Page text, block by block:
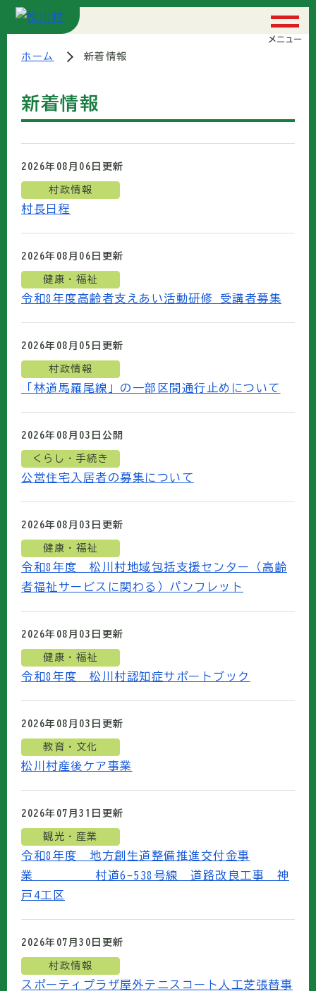
メニュー
ホーム 新着情報
新着情報
2026年08月06日 更新
村政情報
村長日程
2026年08月06日 更新
健康・福祉
令和8年度高齢者支えあい活動研修 受講者募集
2026年08月05日 更新
村政情報
「林道馬羅尾線」の一部区間通行止めについて
2026年08月03日 公開
くらし・手続き
公営住宅入居者の募集について
2026年08月03日 更新
健康・福祉
令和8年度 松川村地域包括支援センター（高齢
者福祉サービスに関わる）パンフレット
2026年08月03日 更新
健康・福祉
令和8年度 松川村認知症サポートブック
2026年08月03日 更新
教育・文化
松川村産後ケア事業
2026年07月31日 更新
観光・産業
令和8年度 地方創生道整備推進交付金事
業 村道6-538号線 道路改良工事 神
戸4工区
2026年07月30日 更新
村政情報
スポーティプラザ屋外テニスコート人工芝張替事